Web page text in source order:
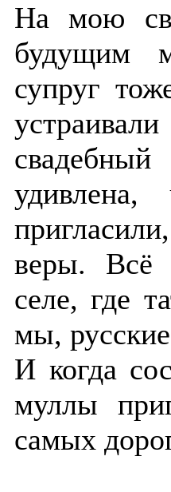
На мою
будущим
супруг
веры. Всё
селе, где
мы,
И когда
муллы
самых